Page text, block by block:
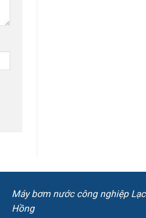
Máy bơm nước công nghiệp Lạc
Hồng